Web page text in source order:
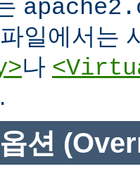
파일에서는
나
션